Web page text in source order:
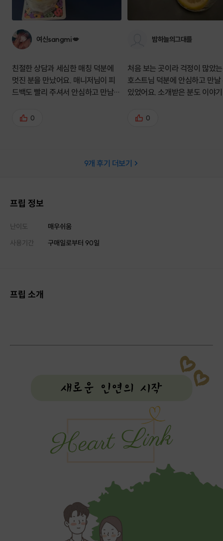
여신sangmi💋
친절한 상담과 세심한 매칭 덕분에
멋진 분을 만났어요. 매니저님이 피
드백도 빨리 주셔서 안심하고 만남을
부탁드립니다^^
0
밤하늘의그대를
처음 보는 곳이라 걱정이 많았
호스트님 덕분에 안심하고 만날
있었어요. 소개받은 분도 이야
감사해요!
0
9개 후기 더보기
프립 정보
난이도
매우쉬움
사용기간
구매일로부터 90일
프립 소개